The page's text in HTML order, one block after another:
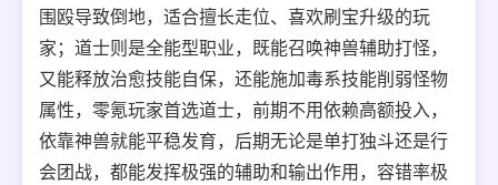
围殴导致倒地，适合擅长走位、喜欢刷宝升级的玩
家；道士则是全能型职业，既能召唤神兽辅助打怪，
又能释放治愈技能自保，还能施加毒系技能削弱怪物
属性，零氪玩家首选道士，前期不用依赖高额投入，
依靠神兽就能平稳发育，后期无论是单打独斗还是行
会团战，都能发挥极强的辅助和输出作用，容错率极